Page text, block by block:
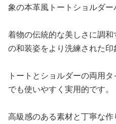
象の本革風トートショルダー
着物の伝統的な美しさに調
の和装姿をより洗練された印
トートとショルダーの両用
でも使いやすく実用的です。
高級感のある素材と丁寧な